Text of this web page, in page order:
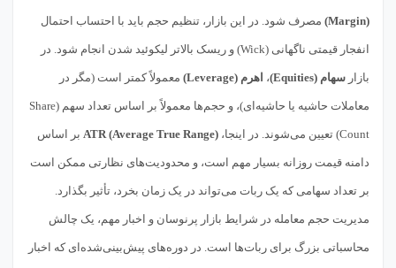
(Margin) مصرف شود. در این بازار، تنظیم حجم باید با احتساب احتمال
انفجار قیمتی ناگهانی (Wick) و ریسک بالاتر لیکوئید شدن انجام شود. در
بازار سهام (Equities) ، اهرم (Leverage) معمولاً کمتر است (مگر در
معاملات حاشیه یا حاشیه‌ای)، و حجم‌ها معمولاً بر اساس تعداد سهم (Share
Count) تعیین می‌شوند. در اینجا، ATR (Average True Range) بر اساس
دامنه قیمت روزانه بسیار مهم است، و محدودیت‌های نظارتی ممکن است
بر تعداد سهامی که یک ربات می‌تواند در یک زمان بخرد، تأثیر بگذارد.
مدیریت حجم معامله در شرایط بازار پرنوسان و اخبار مهم، یک چالش
محاسباتی بزرگ برای ربات‌ها است. در دوره‌های پیش‌بینی‌شده‌ای که اخبار